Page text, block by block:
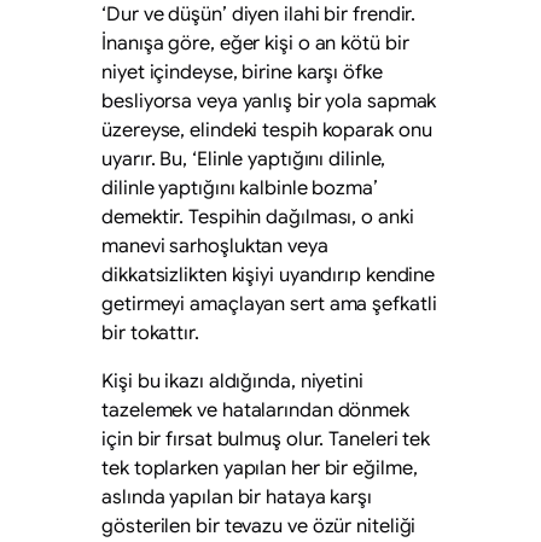
‘Dur ve düşün’ diyen ilahi bir frendir.
İnanışa göre, eğer kişi o an kötü bir
niyet içindeyse, birine karşı öfke
besliyorsa veya yanlış bir yola sapmak
üzereyse, elindeki tespih koparak onu
uyarır. Bu, ‘Elinle yaptığını dilinle,
dilinle yaptığını kalbinle bozma’
demektir. Tespihin dağılması, o anki
manevi sarhoşluktan veya
dikkatsizlikten kişiyi uyandırıp kendine
getirmeyi amaçlayan sert ama şefkatli
bir tokattır.
Kişi bu ikazı aldığında, niyetini
tazelemek ve hatalarından dönmek
için bir fırsat bulmuş olur. Taneleri tek
tek toplarken yapılan her bir eğilme,
aslında yapılan bir hataya karşı
gösterilen bir tevazu ve özür niteliği